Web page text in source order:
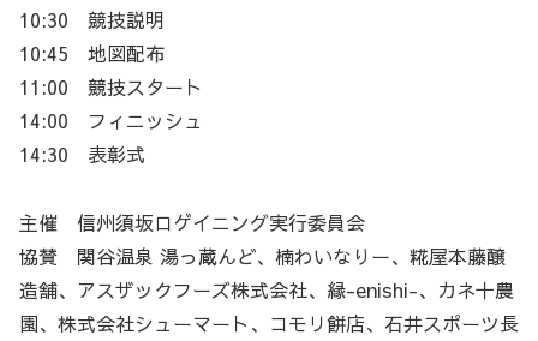
10:30 競技説明
10:45 地図配布
11:00 競技スタート
14:00 フィニッシュ
14:30 表彰式
主催 信州須坂ロゲイニング実行委員会
協賛 関谷温泉 湯っ蔵んど、楠わいなりー、糀屋本藤醸
造舗、アスザックフーズ株式会社、縁-enishi-、カネ十農
園、株式会社シューマート、コモリ餅店、石井スポーツ長